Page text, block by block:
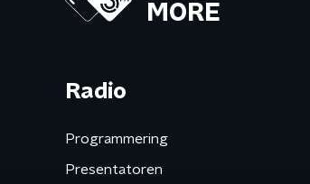
MORE
Radio
Programmering
Presentatoren